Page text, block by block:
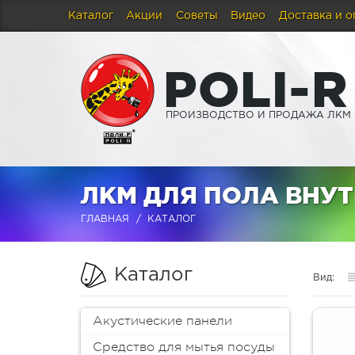
Каталог Акции Советы Видео Доставка и
POLI-R
ПРОИЗВОДСТВО И ПРОДАЖА ЛКМ
ЛКМ ДЛЯ ПОЛА
ГЛАВНАЯ КАТАЛОГ
Каталог
Акустические панели
Средство для мытья посуды
Вид: